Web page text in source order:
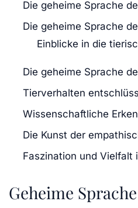
Die geheime Sprache
Die geheime Sprache
Einblicke in die
Die geheime Sprache
Tierverhalten
Wissenschaftliche
Die Kunst der
Faszination und Vielfalt
Geheime